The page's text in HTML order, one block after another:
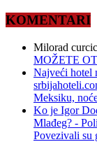
KOMENTARI
Milorad curcic
MOŽETE
Najveći hotel
Meksiku,
Ko je Igor
Mlađeg? -
Povezivali su